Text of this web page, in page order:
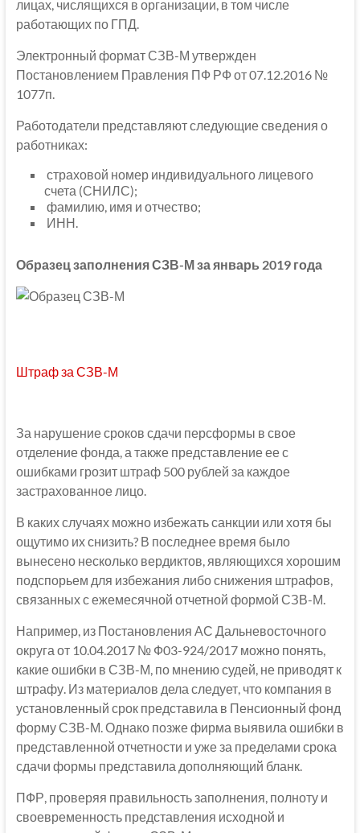
лицах, числящихся в организации, в том числе
работающих по ГПД.
Электронный формат СЗВ-М утвержден
Постановлением Правления ПФ РФ от 07.12.2016 №
1077п.
Работодатели представляют следующие сведения о
работниках:
страховой номер индивидуального лицевого
счета (СНИЛС);
фамилию, имя и отчество;
ИНН.
Образец заполнения СЗВ-М за январь 2019 года
Штраф за СЗВ-М
За нарушение сроков сдачи персформы в свое
отделение фонда, а также представление ее с
ошибками грозит штраф 500 рублей за каждое
застрахованное лицо.
В каких случаях можно избежать санкции или хотя бы
ощутимо их снизить? В последнее время было
вынесено несколько вердиктов, являющихся хорошим
подспорьем для избежания либо снижения штрафов,
связанных с ежемесячной отчетной формой СЗВ-М.
Например, из Постановления АС Дальневосточного
округа от 10.04.2017 № Ф03-924/2017 можно понять,
какие ошибки в СЗВ-М, по мнению судей, не приводят к
штрафу. Из материалов дела следует, что компания в
установленный срок представила в Пенсионный фонд
форму СЗВ-М. Однако позже фирма выявила ошибки в
представленной отчетности и уже за пределами срока
сдачи формы представила дополняющий бланк.
ПФР, проверяя правильность заполнения, полноту и
своевременность представления исходной и